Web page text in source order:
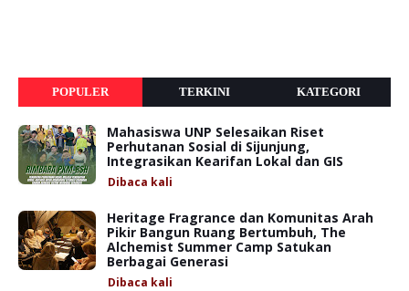
POPULER TERKINI KATEGORI
Mahasiswa UNP Selesaikan Riset
Perhutanan Sosial di Sijunjung,
Integrasikan Kearifan Lokal dan GIS
Dibaca kali
Heritage Fragrance dan Komunitas Arah
Pikir Bangun Ruang Bertumbuh, The
Alchemist Summer Camp Satukan
Berbagai Generasi
Dibaca kali